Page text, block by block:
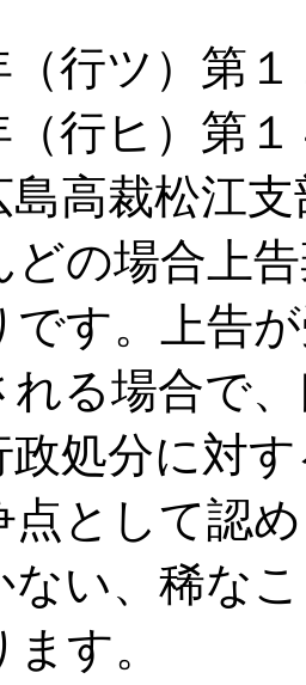
行ツ）第
行ヒ）第
高裁松江
どの場合上
です。上告
れる場合で
政処分に対
点として認
ない、稀な
す。